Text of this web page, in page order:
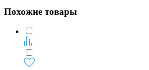
Похожие товары